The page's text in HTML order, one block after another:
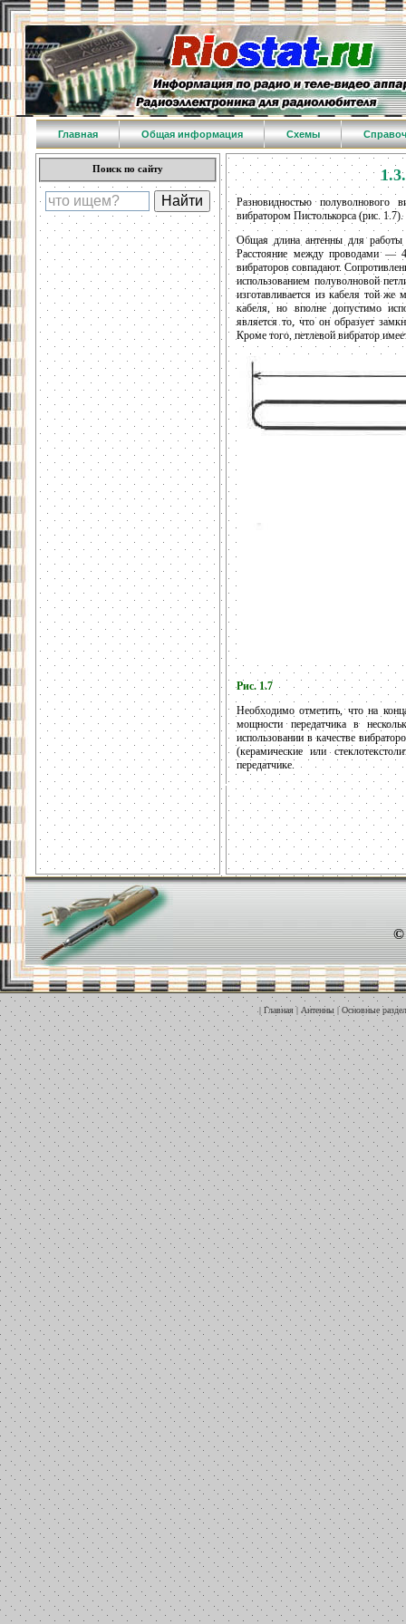
Главная Общая информация Схемы
Поиск по сайту
Разновидностью полуволнового
вибратором Пистолькорса (рис. 1.7).
Общая длина антенны для
Расстояние между проводами — 4
вибраторов совпадают.
использованием полуволновой
изготавливается из кабеля той же
кабеля, но вполне допустимо
является то, что он образует
Кроме того, петлевой вибратор
Рис. 1.7
Необходимо отметить, что на
мощности передатчика в
использовании в качестве
(керамические или
передатчике.
| Главная| Антенны |Основные